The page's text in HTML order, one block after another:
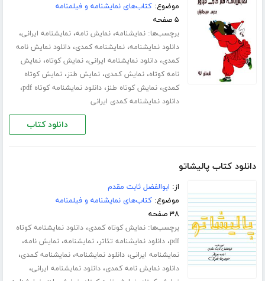
موضوع:کتاب‌های نمایشنامه و فیلمنامه
۵ صفحه
برچسب‌ها:نمایشنامه،نمایش نامه،نمایشنامه ایرانی،
دانلود نمایشنامه،نمایشنامه کمدی،دانلود نمایش نامه
کمدی،دانلود نمایشنامه ایرانی،نمایش کوتاه،نمایش
نامه کوتاه،نمایش کمدی،نمایش طنز،نمایش کوتاه
کمدی،نمایش کوتاه طنز،دانلود نمایشنامه کوتاه pdf ،
دانلود نمایشنامه کمدی ایرانی
دانلود کتاب
دانلود کتاب پالیشاتو
از: ابوالفضل ثابت مقدم
موضوع:کتاب‌های نمایشنامه و فیلمنامه
۳۸ صفحه
برچسب‌ها:نمایش کوتاه کمدی،دانلود نمایشنامه کوتاه
pdf،دانلود نمایشنامه تئاتر،نمایشنامه،نمایش نامه،
نمایشنامه ایرانی،دانلود نمایشنامه،نمایشنامه کمدی،
دانلود نمایش نامه کمدی،دانلود نمایشنامه ایرانی،